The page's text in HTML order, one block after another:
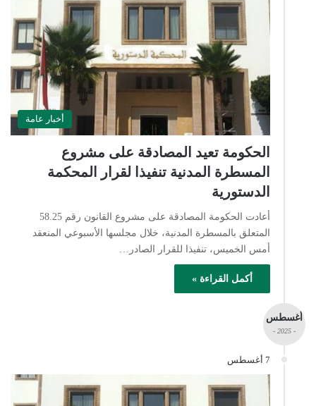
أخبار عامة
الحكومة تعيد المصادقة على مشروع
المسطرة المدنية تنفيذا لقرار المحكمة
الدستورية
أعادت الحكومة المصادقة على مشروع القانون رقم 58.25
المتعلق بالمسطرة المدنية، خلال مجلسها الأسبوعي المنعقد
أمس الخميس، تنفيذا للقرار الصادر…
أكمل القراءة »
أغسطس
- 2025 -
7 أغسطس